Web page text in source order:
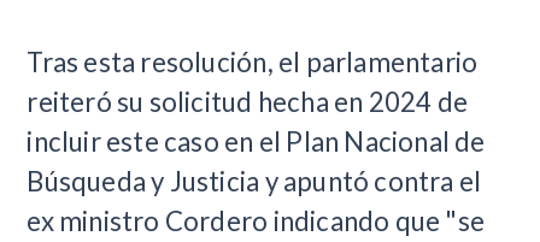
Tras esta resolución, el parlamentario
reiteró su solicitud hecha en 2024 de
incluir este caso en el Plan Nacional de
Búsqueda y Justicia y apuntó contra el
ex ministro Cordero indicando que "se